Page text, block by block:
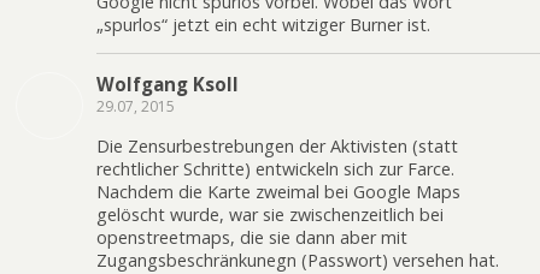
„spurlos“ jetzt ein echt witziger Burner ist.
Wolfgang Ksoll
29.07, 2015
Die Zensurbestrebungen der Aktivisten (statt
rechtlicher Schritte) entwickeln sich zur Farce.
Nachdem die Karte zweimal bei Google Maps
gelöscht wurde, war sie zwischenzeitlich bei
openstreetmaps, die sie dann aber mit
Zugangsbeschränkunegn (Passwort) versehen hat.